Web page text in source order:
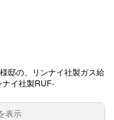
邸の、リンナイ社製ガス給
イ社製RUF-
表示